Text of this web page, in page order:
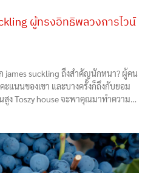
ผู้ทรงอิทธิพลวงการไวน์
james suckling ถึงสำคัญนักหนา? ผู้คน
แนนของเขา และบางครั้งก็ถึงกับยอม
ง Toszy house จะพาคุณมาทำความ
ที่มีความรักในการดื่มไวน์ และได้เริ่ม
อย